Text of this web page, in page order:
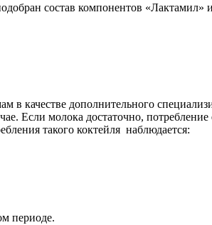
состав компонентов
в качестве дополнительного
Если молока достаточно,
такого коктейля наблюдается:
периоде.